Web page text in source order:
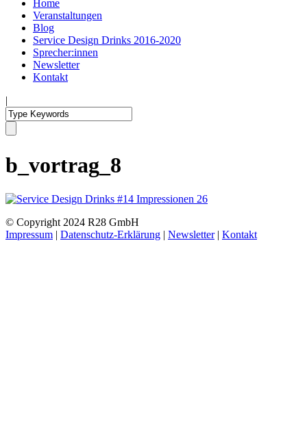
Home
Veranstaltungen
Blog
Service Design Drinks 2016-2020
Sprecher:innen
Newsletter
Kontakt
|
b_vortrag_8
© Copyright 2024 R28 GmbH
Impressum | Datenschutz-Erklärung | Newsletter| Kontakt